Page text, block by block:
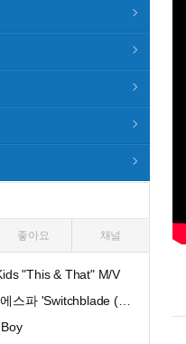
좋아요 채널
"This & That" M/V
스파 'Switchblade (Fe
MV